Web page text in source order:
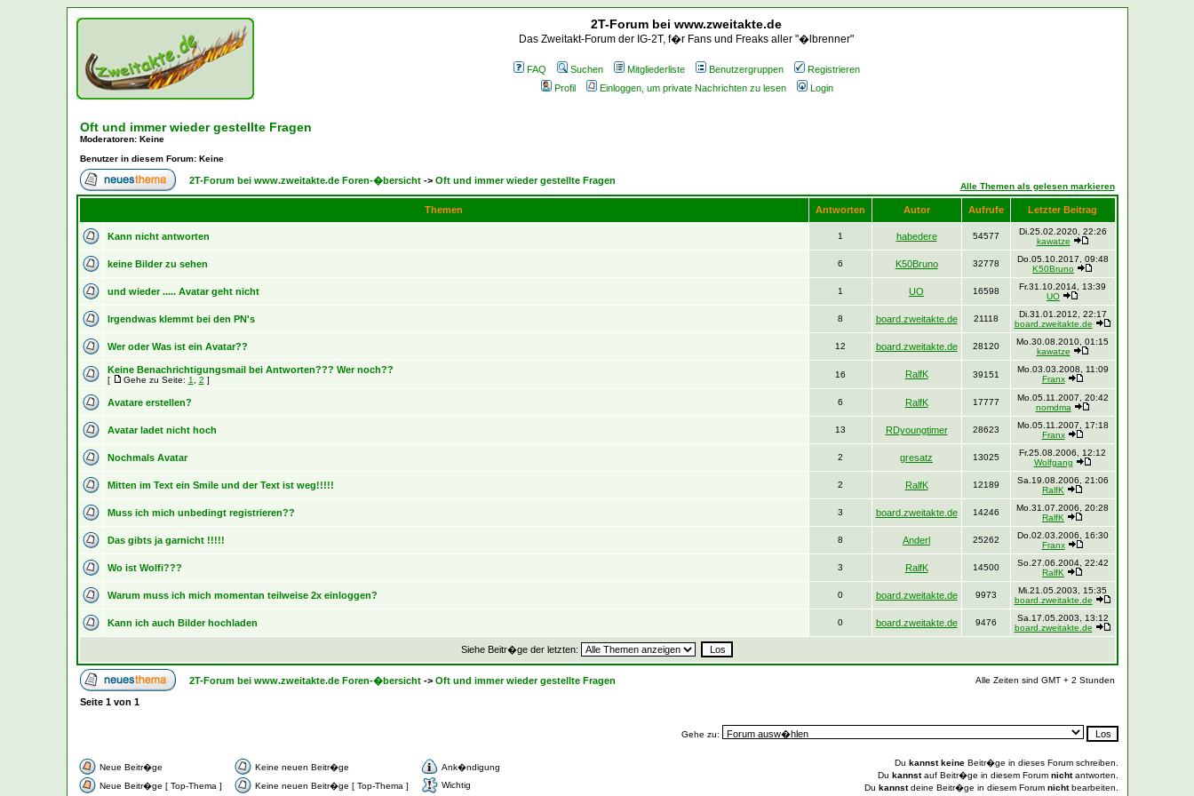
2T-Forum bei www.zweitakte.de
Das Zweitakt-Forum der IG-2T, f�r Fans und Freaks aller "�lbrenner"
FAQ Suchen Mitgliederliste Benutzergruppen
Registrieren
Profil
Einloggen, um private Nachrichten zu lesen Login
Oft und immer wieder gestellte Fragen
Moderatoren: Keine
Benutzer in diesem Forum: Keine
2T-Forum bei www.zweitakte.de Foren-�bersicht-> Oft und immer wieder gestellte Fragen
Alle Themen als gelesen markieren
Themen Antworten Autor Aufrufe Letzter Beitrag
Kann nicht antworten 1 habedere 54577
Di.25.02.2020, 22:26
kawatze
keine Bilder zu sehen 6 K50Bruno 32778
Do.05.10.2017, 09:48
K50Bruno
und wieder ..... Avatar geht nicht 1 UO 16598
Fr.31.10.2014, 13:39
UO
Irgendwas klemmt bei den PN's 8 board.zweitakte.de 21118
Di.31.01.2012, 22:17
board.zweitakte.de
Wer oder Was ist ein Avatar?? 12 board.zweitakte.de 28120
Mo.30.08.2010, 01:15
kawatze
Keine Benachrichtigungsmail bei Antworten??? Wer noch??
[ Gehe zu Seite: 1 2 ]
16 RalfK 39151
Mo.03.03.2008, 11:09
Franx
Avatare erstellen? 6 RalfK 17777
Mo.05.11.2007, 20:42
nomdma
Avatar ladet nicht hoch 13 RDyoungtimer 28623
Mo.05.11.2007, 17:18
Franx
Nochmals Avatar 2 gresatz 13025
Fr.25.08.2006, 12:12
Wolfgang
Mitten im Text ein Smile und der Text ist weg!!!!! 2 RalfK 12189
Sa.19.08.2006, 21:06
RalfK
Muss ich mich unbedingt registrieren?? 3 board.zweitakte.de 14246
Mo.31.07.2006, 20:28
RalfK
Das gibts ja garnicht !!!!! 8 Anderl 25262
Do.02.03.2006, 16:30
Franx
Wo ist Wolfi??? 3 RalfK 14500
So.27.06.2004, 22:42
RalfK
Warum muss ich mich momentan teilweise 2x einloggen? 0 board.zweitakte.de 9973
Mi.21.05.2003, 15:35
board.zweitakte.de
Kann ich auch Bilder hochladen 0 board.zweitakte.de 9476
Sa.17.05.2003, 13:12
board.zweitakte.de
Siehe Beitr�ge der letzten:
2T-Forum bei www.zweitakte.de Foren-�bersicht-> Oft und immer wieder gestellte Fragen Alle Zeiten sind GMT + 2 Stunden
Seite 1von 1
Gehe zu:
Neue Beitr�ge Keine neuen Beitr�ge
Ank�ndigung
Neue Beitr�ge [ Top-Thema ]
Keine neuen Beitr�ge [ Top-Thema ] Wichtig
Du kannst keineBeitr�ge in dieses Forum schreiben.
Du kannstauf Beitr�ge in diesem Forum nichtantworten.
Du kannstdeine Beitr�ge in diesem Forum nichtbearbeiten.